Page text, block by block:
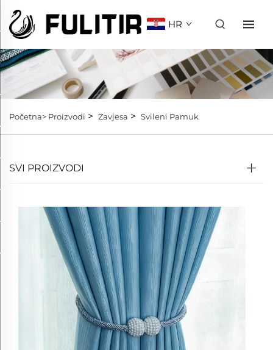
HR
Početna> Proizvodi > Zavjesa > Svileni Pamuk
SVI PROIZVODI